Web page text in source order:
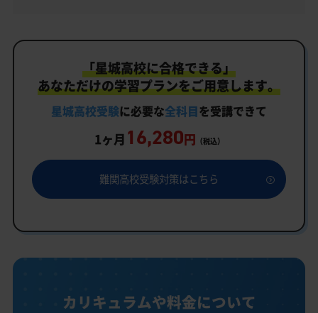
「星城高校に合格できる」
あなただけの学習プランをご用意します。
星城高校受験に必要な全科目を受講できて
1ヶ月 16,280円 （税込）
難関高校受験対策はこちら
カリキュラムや料金について